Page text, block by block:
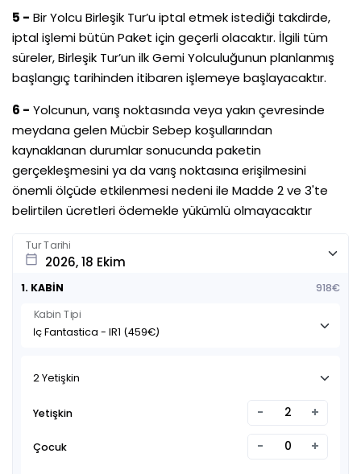
5 - Bir Yolcu Birleşik Tur’u iptal etmek istediği takdirde,
iptal işlemi bütün Paket için geçerli olacaktır. İlgili tüm
süreler, Birleşik Tur’un ilk Gemi Yolculuğunun planlanmış
başlangıç tarihinden itibaren işlemeye başlayacaktır.
6 - Yolcunun, varış noktasında veya yakın çevresinde
meydana gelen Mücbir Sebep koşullarından
kaynaklanan durumlar sonucunda paketin
gerçekleşmesini ya da varış noktasına erişilmesini
önemli ölçüde etkilenmesi nedeni ile Madde 2 ve 3'te
belirtilen ücretleri ödemekle yükümlü olmayacaktır
Tur Tarihi
calendar_today
1. KABİN
918€
Kabin Tipi
2 Yetişkin
Yetişkin - +
Çocuk - +